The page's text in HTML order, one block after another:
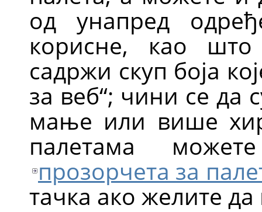
од унапред
корисне, као што
садржи скуп боја
за веб“; чини се да
мање или више
палетама
прозорчета за
тачка ако желите